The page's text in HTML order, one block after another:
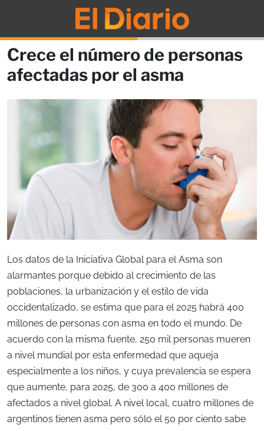
Crece el número de personas
afectadas por el asma
Los datos de la Iniciativa Global para el Asma son
alarmantes porque debido al crecimiento de las
poblaciones, la urbanización y el estilo de vida
occidentalizado, se estima que para el 2025 habrá 400
millones de personas con asma en todo el mundo. De
acuerdo con la misma fuente, 250 mil personas mueren
a nivel mundial por esta enfermedad que aqueja
especialmente a los niños, y cuya prevalencia se espera
que aumente, para 2025, de 300 a 400 millones de
afectados a nivel global. A nivel local, cuatro millones de
argentinos tienen asma pero sólo el 50 por ciento sabe